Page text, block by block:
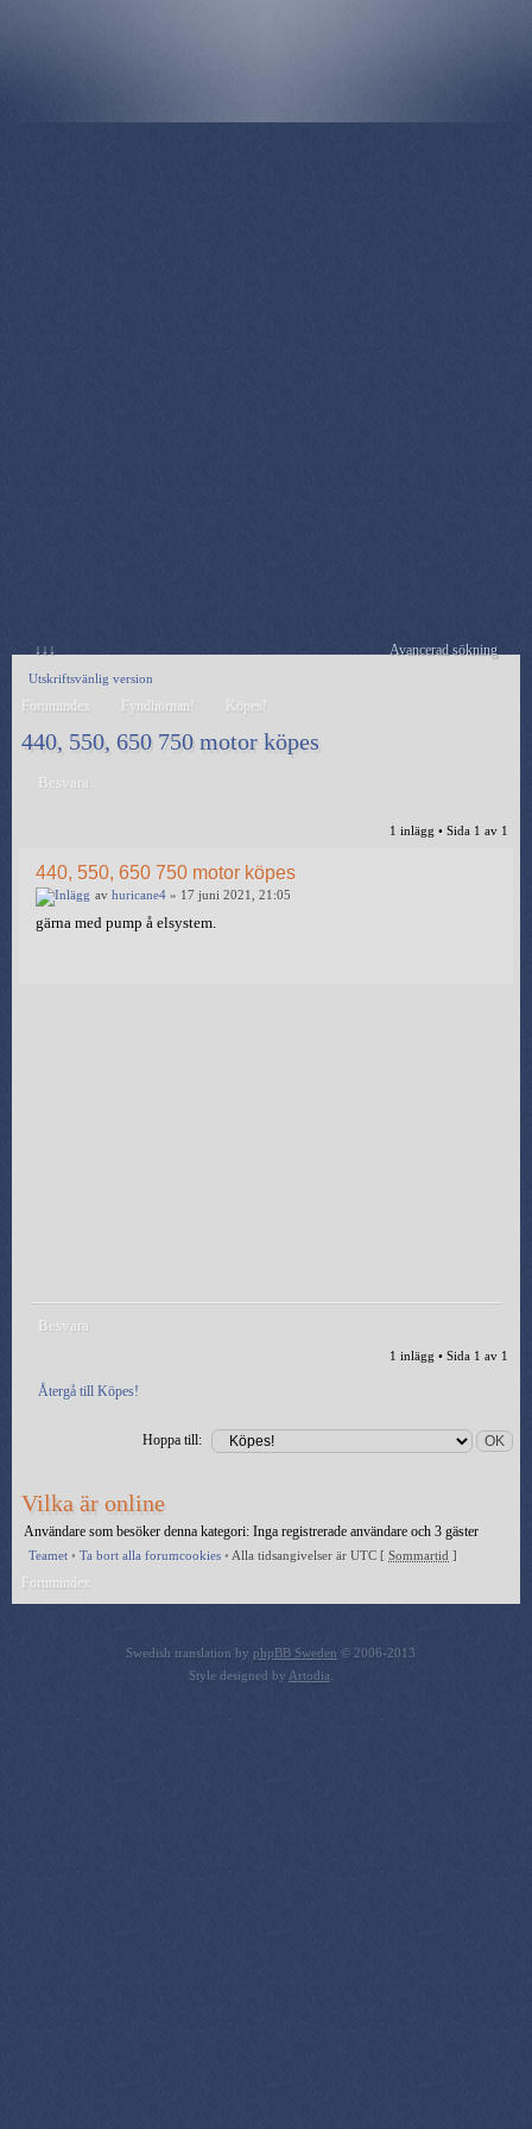
↓↓↓ Avancerad sökning
Utskriftsvänlig version
Forumindex Fyndhörnan! Köpes!
440, 550, 650 750 motor köpes
Besvara
1 inlägg • Sida 1 av 1
440, 550, 650 750 motor köpes
av huricane4 » 17 juni 2021, 21:05
gärna med pump å elsystem.
Besvara
1 inlägg • Sida 1 av 1
Återgå till Köpes!
Hoppa till:
Vilka är online
Användare som besöker denna kategori: Inga registrerade användare och 3 gäster
Teamet • Ta bort alla forumcookies • Alla tidsangivelser är UTC [ Sommartid ]
Forumindex
Swedish translation by phpBB Sweden © 2006-2013
Style designed by Artodia